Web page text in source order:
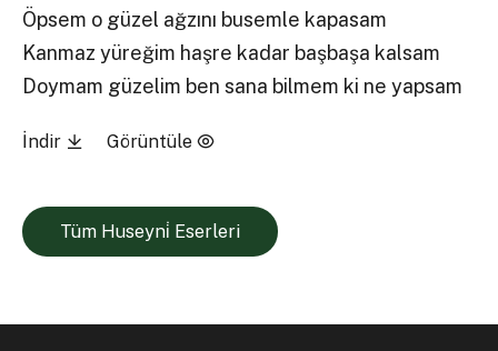
Öpsem o güzel ağzını busemle kapasam
Kanmaz yüreğim haşre kadar başbaşa kalsam
Doymam güzelim ben sana bilmem ki ne yapsam
İndir Görüntüle
Tüm Huseyni̇ Eserleri